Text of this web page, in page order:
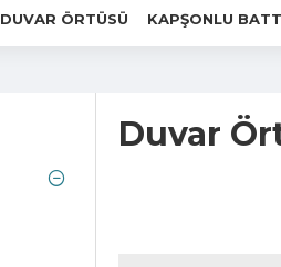
DUVAR ÖRTÜSÜ KAPŞONLU
Duvar